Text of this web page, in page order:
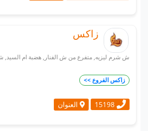
زاكس
ش شرم ليزيه, متفرع من ش الفنار, هضبة ام السيد,
زاكس الفروع >>
15198 العنوان